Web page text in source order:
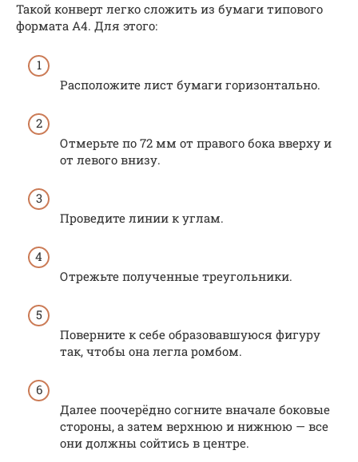
Такой конверт легко сложить из бумаги типового
формата А4. Для этого:
Расположите лист бумаги горизонтально.
Отмерьте по 72 мм от правого бока вверху и
от левого внизу.
Проведите линии к углам.
Отрежьте полученные треугольники.
Поверните к себе образовавшуюся фигуру
так, чтобы она легла ромбом.
Далее поочерёдно согните вначале боковые
стороны, а затем верхнюю и нижнюю — все
они должны сойтись в центре.